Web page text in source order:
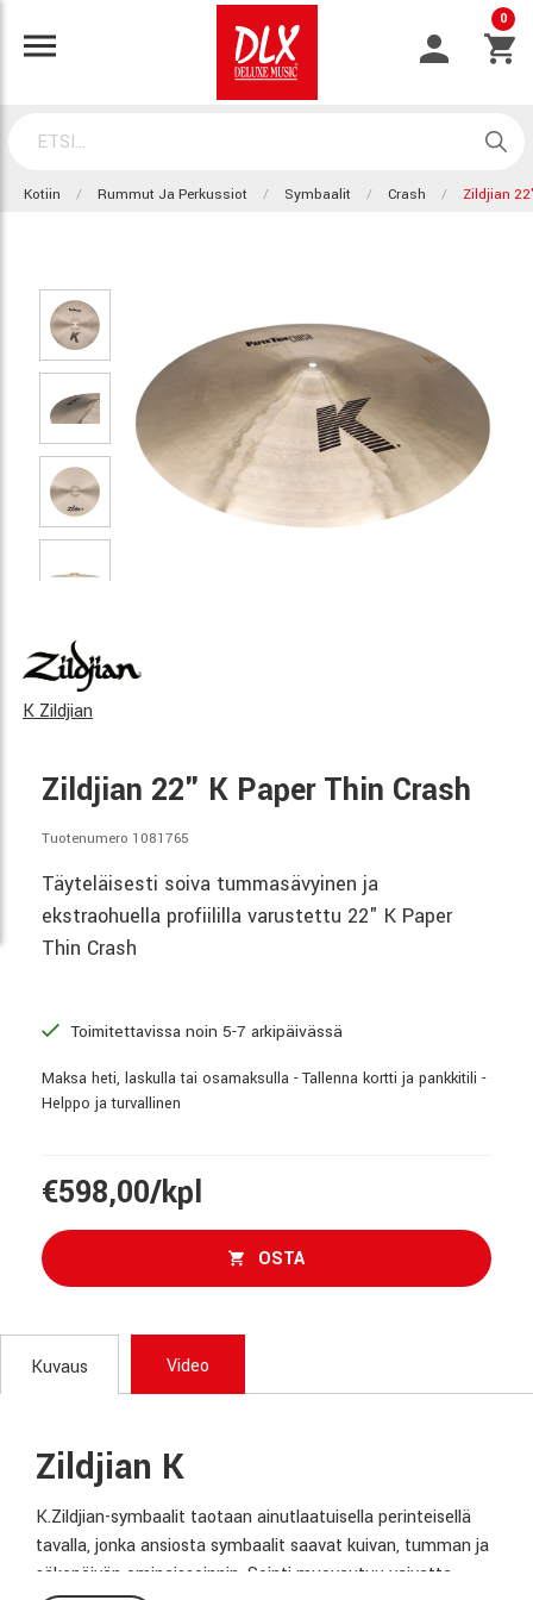
0
Kotiin Rummut Ja Perkussiot Symbaalit Crash Zildjian
K Zildjian
Zildjian 22" K Paper Thin Crash
Tuotenumero 1081765
Täyteläisesti soiva tummasävyinen ja
ekstraohuella profiililla varustettu 22" K Paper
Thin Crash
Toimitettavissa noin 5-7 arkipäivässä
Maksa heti, laskulla tai osamaksulla - Tallenna kortti ja pankkitili -
Helppo ja turvallinen
€598,00/kpl
OSTA
Kuvaus Video
Zildjian K
K.Zildjian-symbaalit taotaan ainutlaatuisella perinteisellä
tavalla, jonka ansiosta symbaalit saavat kuivan, tumman ja
säkenöivän ominaissoinnin. Sointi muovautuu vaivatta